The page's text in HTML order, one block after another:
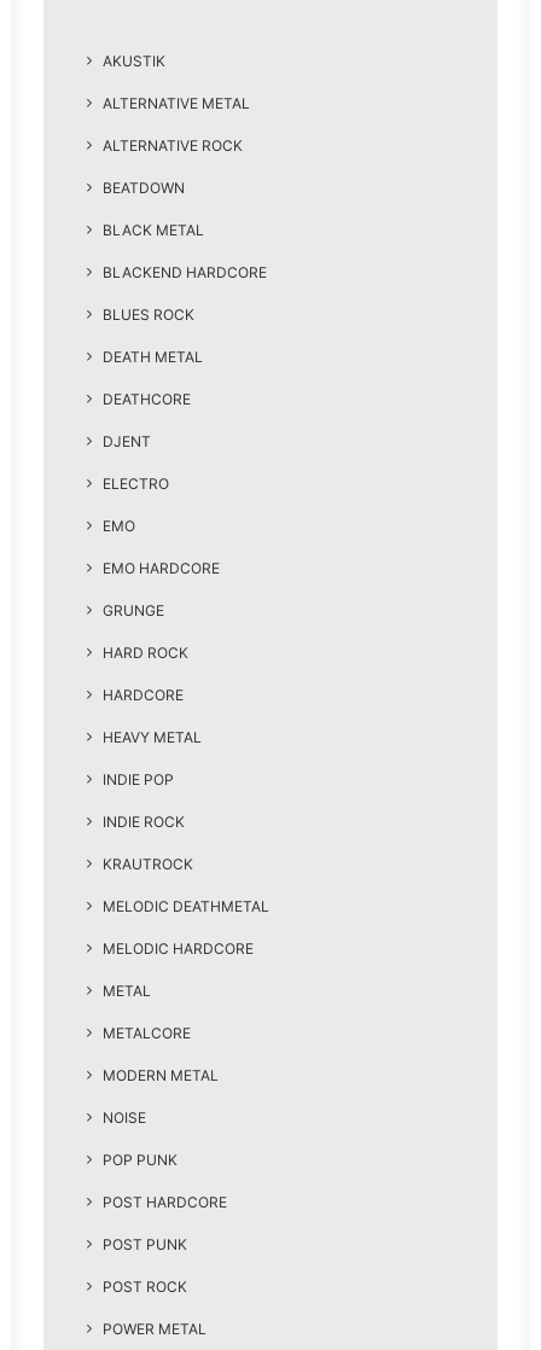
AKUSTIK
ALTERNATIVE METAL
ALTERNATIVE ROCK
BEATDOWN
BLACK METAL
BLACKEND HARDCORE
BLUES ROCK
DEATH METAL
DEATHCORE
DJENT
ELECTRO
EMO
EMO HARDCORE
GRUNGE
HARD ROCK
HARDCORE
HEAVY METAL
INDIE POP
INDIE ROCK
KRAUTROCK
MELODIC DEATHMETAL
MELODIC HARDCORE
METAL
METALCORE
MODERN METAL
NOISE
POP PUNK
POST HARDCORE
POST PUNK
POST ROCK
POWER METAL